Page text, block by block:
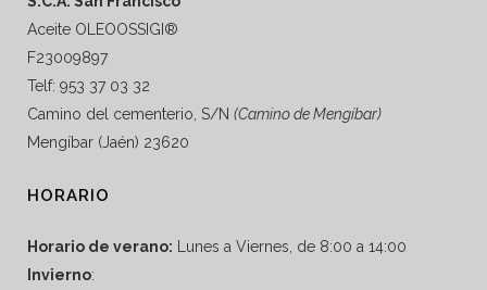
Aceite OLEOOSSIGI®
F23009897
Telf: 953 37 03 32
Camino del cementerio, S/N (Camino de Mengíbar)
Mengíbar (Jaén) 23620
HORARIO
Horario de verano: Lunes a Viernes, de 8:00 a 14:00
Invierno: